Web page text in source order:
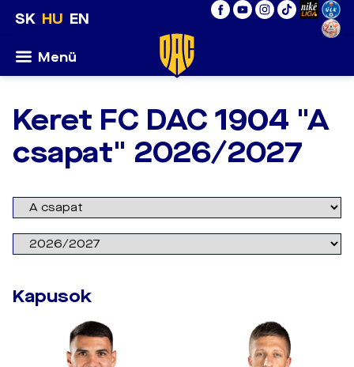
SK HU EN
Menü
Keret FC DAC 1904 "A
csapat" 2026/2027
Kapusok